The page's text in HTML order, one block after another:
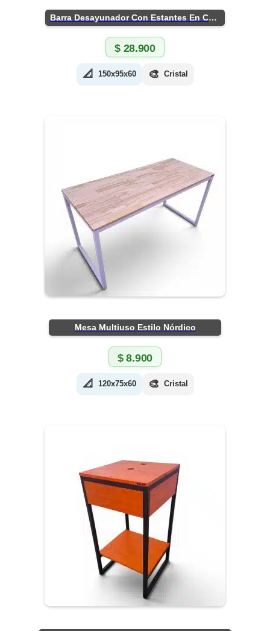
Barra Desayunador Con Estantes En Chapa
$28.900
📐 150x95x60 🎨 Cristal
Mesa Multiuso Estilo Nórdico
$8.900
📐 120x75x60 🎨 Cristal